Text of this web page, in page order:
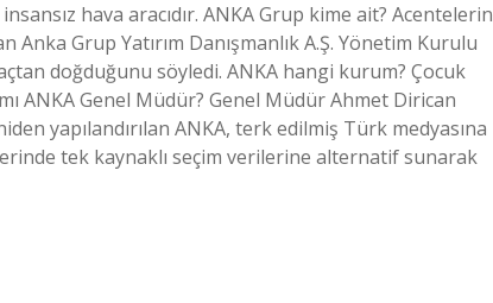
hava aracıdır. ANKA Grup kime ait? Acentelerin
Grup Yatırım Danışmanlık A.Ş. Yönetim Kurulu
doğduğunu söyledi. ANKA hangi kurum? Çocuk
ANKA Genel Müdür? Genel Müdür Ahmet Dirican
yapılandırılan ANKA, terk edilmiş Türk medyasına
tek kaynaklı seçim verilerine alternatif sunarak